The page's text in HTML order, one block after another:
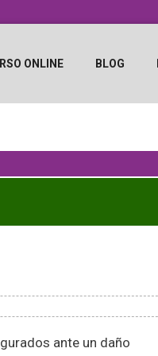
ONLINE BLOG
ante un daño